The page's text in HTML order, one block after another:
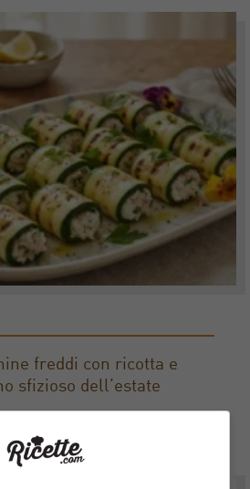
freddi con ricotta e
sfizioso dell’estate